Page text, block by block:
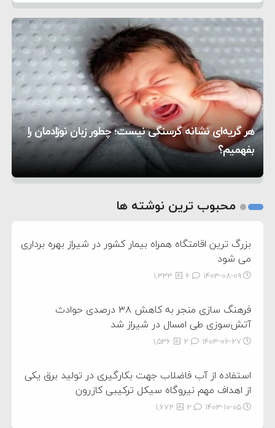
دیوانگی آمریکا داریم
ترامپ دستور حملات جدید علیه ایران را صادر کرد
۵:۴۵
سپاه: دو نفتکش متخلف مورد اصابت قرار گرفته و
متوقف شدند
۱۲:۵۹
ترامپ مدعی توافق تاریخی برای خلع سلاح کامل
حماس شد
۸:۵۷
اعتراض عراقچی به همتای بلغارستانی به دلیل کمک
به آمریکا در حملات به ایران
۱۶:۱۹
کشورهایی که به متجاوزان کمک می کنند پاسخ
سختی خواهند گرفت
۱۰:۱۵
سنتکام پایان تجاوز جدید به ایران را اعلام کرد
۶:۰۵
هر گریه‌ای نشانه گرسنگی نیست؛ چطور زبان نوزادمان را
بفهمیم؟
تغذیه پدر می‌تواند بر سلامت نوزاد تأثیر بگذارد
روی دیگر زندگی
2
محبوب ترین نوشته ها
بزرگ ترین اقامتگاه همراه بیمار کشور در شیراز بهره برداری
می شود
۱۴۰۳-۰۸-۰۹ 1,333
فرهنگ سازی منجر به کاهش ۳۸ درصدی حوادث
آتش‌سوزی طی امسال در شیراز شد
۱۴۰۳-۰۶-۲۷ 1,536
استفاده از آب فاضلاب جهت بکارگیری در تولید برق یکی
از اهداف مهم نیروگاه سیکل ترکیبی کازرون
۱۴۰۳-۱۰-۰۵ 1,672